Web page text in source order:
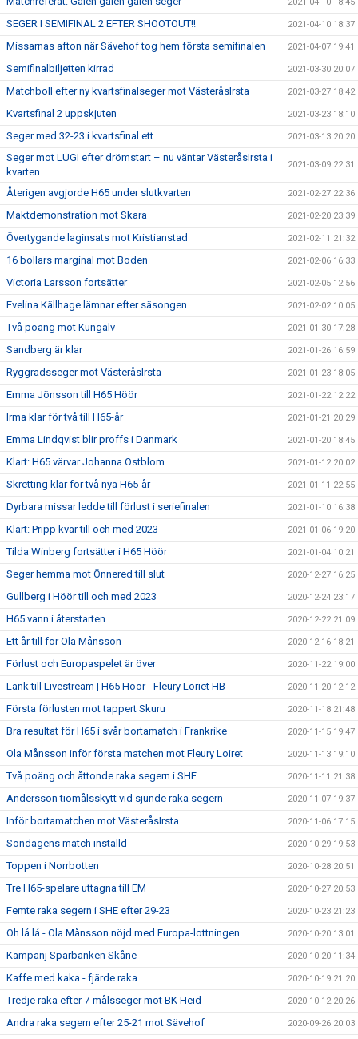
2021-04-10 18:45
SEGER I SEMIFINAL 2 EFTER SHOOTOUT!! 2021-04-10 18:37
Missarnas afton när Sävehof tog hem första semifinalen 2021-04-07 19:41
Semifinalbiljetten kirrad 2021-03-30 20:07
Matchboll efter ny kvartsfinalseger mot VästeråsIrsta 2021-03-27 18:42
Kvartsfinal 2 uppskjuten 2021-03-23 18:10
Seger med 32-23 i kvartsfinal ett 2021-03-13 20:20
Seger mot LUGI efter drömstart – nu väntar VästeråsIrsta i
kvarten
2021-03-09 22:31
Återigen avgjorde H65 under slutkvarten 2021-02-27 22:36
Maktdemonstration mot Skara 2021-02-20 23:39
Övertygande laginsats mot Kristianstad 2021-02-11 21:32
16 bollars marginal mot Boden 2021-02-06 16:33
Victoria Larsson fortsätter 2021-02-05 12:56
Evelina Källhage lämnar efter säsongen 2021-02-02 10:05
Två poäng mot Kungälv 2021-01-30 17:28
Sandberg är klar 2021-01-26 16:59
Ryggradsseger mot VästeråsIrsta 2021-01-23 18:05
Emma Jönsson till H65 Höör 2021-01-22 12:22
Irma klar för två till H65-år 2021-01-21 20:29
Emma Lindqvist blir proffs i Danmark 2021-01-20 18:45
Klart: H65 värvar Johanna Östblom 2021-01-12 20:02
Skretting klar för två nya H65-år 2021-01-11 22:55
Dyrbara missar ledde till förlust i seriefinalen 2021-01-10 16:38
Klart: Pripp kvar till och med 2023 2021-01-06 19:20
Tilda Winberg fortsätter i H65 Höör 2021-01-04 10:21
Seger hemma mot Önnered till slut 2020-12-27 16:25
Gullberg i Höör till och med 2023 2020-12-24 23:17
H65 vann i återstarten 2020-12-22 21:09
Ett år till för Ola Månsson 2020-12-16 18:21
Förlust och Europaspelet är över 2020-11-22 19:00
Länk till Livestream | H65 Höör - Fleury Loriet HB 2020-11-20 12:12
Första förlusten mot tappert Skuru 2020-11-18 21:48
Bra resultat för H65 i svår bortamatch i Frankrike 2020-11-15 19:47
Ola Månsson inför första matchen mot Fleury Loiret 2020-11-13 19:10
Två poäng och åttonde raka segern i SHE 2020-11-11 21:38
Andersson tiomålsskytt vid sjunde raka segern 2020-11-07 19:37
Inför bortamatchen mot VästeråsIrsta 2020-11-06 17:15
Söndagens match inställd 2020-10-29 19:53
Toppen i Norrbotten 2020-10-28 20:51
Tre H65-spelare uttagna till EM 2020-10-27 20:53
Femte raka segern i SHE efter 29-23 2020-10-23 21:23
Oh lá lá - Ola Månsson nöjd med Europa-lottningen 2020-10-20 13:01
Kampanj Sparbanken Skåne 2020-10-20 11:34
Kaffe med kaka - fjärde raka 2020-10-19 21:20
Tredje raka efter 7-målsseger mot BK Heid 2020-10-12 20:26
Andra raka segern efter 25-21 mot Sävehof 2020-09-26 20:03